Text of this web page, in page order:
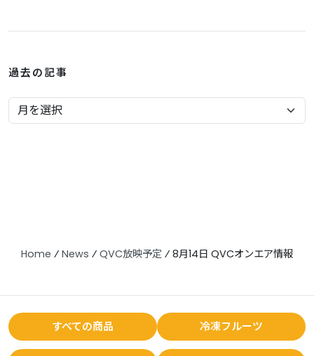
過去の記事
Home ⁄ News ⁄ QVC放映予定 ⁄ 8月14日 QVCオンエア情報
すべての商品 冷凍フルーツ